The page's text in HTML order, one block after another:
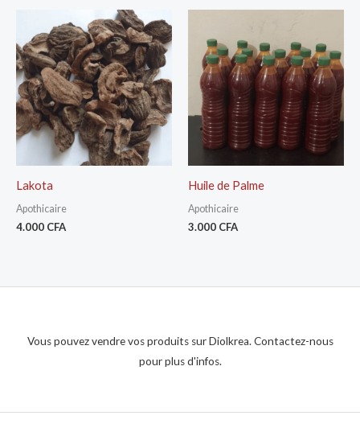
Lakota
Apothicaire
4.000 CFA
Huile de Palme
Apothicaire
3.000 CFA
Vous pouvez vendre vos produits sur Diolkrea. Contactez-nous
pour plus d'infos.